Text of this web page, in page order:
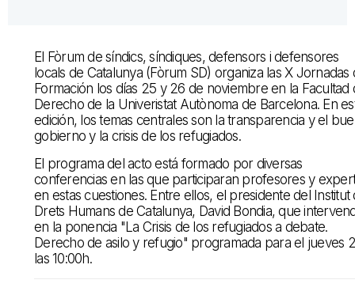
El Fòrum de síndics, síndiques, defensors i defensores
locals de Catalunya (Fòrum SD) organiza las X Jornadas
Formación los días 25 y 26 de noviembre en la Facultad
Derecho de la Univeristat Autònoma de Barcelona. En
edición, los temas centrales son la transparencia y el
gobierno y la crisis de los refugiados.
El programa del acto está formado por diversas
conferencias en las que participaran profesores y
en estas cuestiones. Entre ellos, el presidente del Institut
Drets Humans de Catalunya, David Bondia, que
en la ponencia "La Crisis de los refugiados a debate.
Derecho de asilo y refugio" programada para el jueves
las 10:00h.